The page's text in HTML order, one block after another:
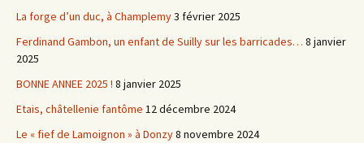
La forge d’un duc, à Champlemy3 février 2025
Ferdinand Gambon, un enfant de Suilly sur les barricades… 8 janvier
2025
BONNE ANNEE 2025 ! 8 janvier 2025
Etais, châtellenie fantôme 12 décembre 2024
Le « fief de Lamoignon » à Donzy8 novembre 2024